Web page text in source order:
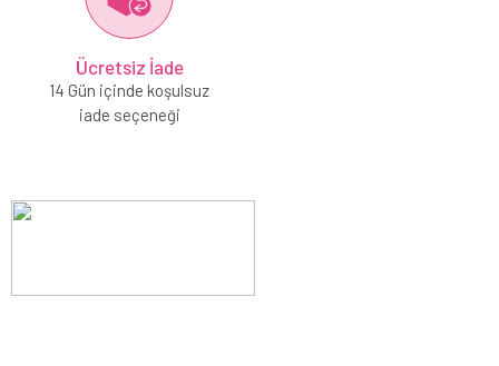
Ücretsiz İade
14 Gün içinde koşulsuz
iade seçeneği